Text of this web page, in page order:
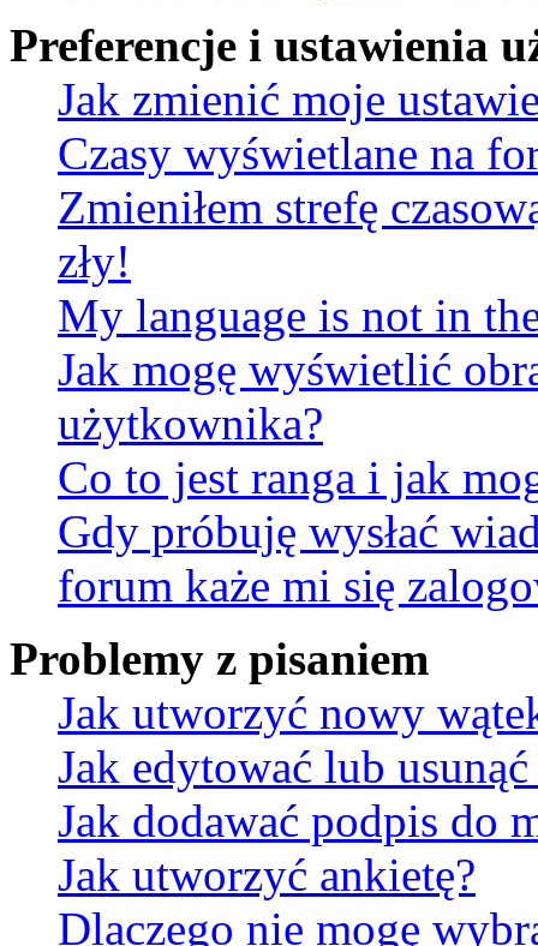
Preferencje i ustawienia
Jak zmienić moje
Czasy wyświetlane na
Zmieniłem strefę
zły!
My language is not in
Jak mogę wyświetlić
użytkownika?
Co to jest ranga i jak
Gdy próbuję wysłać
forum każe mi się
Problemy z pisaniem
Jak utworzyć nowy
Jak edytować lub usunąć
Jak dodawać podpis do
Jak utworzyć ankietę?
Dlaczego nie mogę